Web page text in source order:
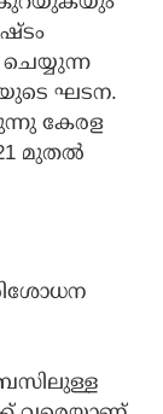
ഘടന.
കേരള
മുതൽ